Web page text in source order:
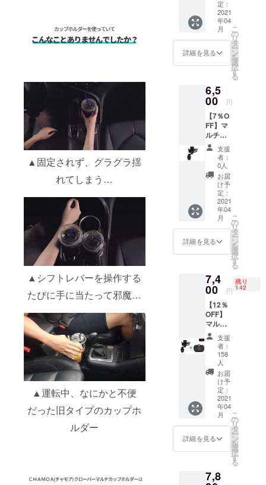
▲固定されず、グラグラ揺
れてしまう…
▲シフトレバーを操作する
たびに手に当たって邪魔…
▲運転中、なにかと不便
だった旧タイプのカップホ
ルダー
■FIX
BODY ■
カップ
ホル
ダーフ
レーム
■カップ
トレイ4
般販売
予定価
格：
7,000円
・限定
200個
★住所
の誤入
力や長
期不
在、受
け取り
拒否な
ど、お
客様都
合によ
る再配
客様に
ご負担
いただ
きま
す。
定：
2021
年04
月
詳細を見る
こ
の
リ
タ
ー
ン
を
選
択
す
る
6,5
00 円
【7％O
FF】マ
ルチ
カップ
ホル
ダー単
品 セッ
ト内容
■FIX
BODY ■
カップ
ホル
ダーフ
レーム
■カップ
トレイ4
般販売
予定価
格：
7,000円
★住所
の誤入
力や長
期不
在、受
け取り
拒否な
ど、お
客様都
合によ
る再配
送の際
の配送
料はお
きま
支援
者：
0人
お届
け予
定：
2021
年04
月
詳細を見る
こ
の
リ
タ
ー
ン
を
選
択
す
る
7,4
00 円
残り
142
【12％
OFF】
マルチ
カップ
ホル
ダー＋
テーブ
ル セッ
ト内容
■FIX
BODY ■
カップ
ホル
ダーフ
レーム
トレイ4
テーブ
支援
者：
158
人
お届
け予
定：
2021
年04
月
詳細を見る
こ
の
リ
タ
ー
ン
を
選
択
す
る
7,8